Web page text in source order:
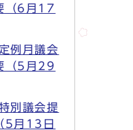
（6月17
例月議会
（5月29
別議会提
5月13日